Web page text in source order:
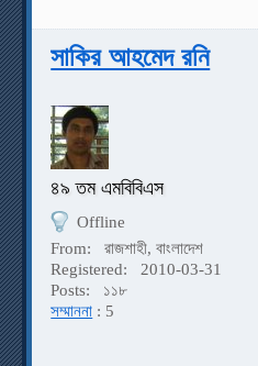
সাকির আহমেদ রনি
৪৯ তম এমবিবিএস
Offline
From:
রাজশাহী, বাংলাদেশ
Registered:
2010-03-31
Posts:
১১৮
সম্মাননা : 5